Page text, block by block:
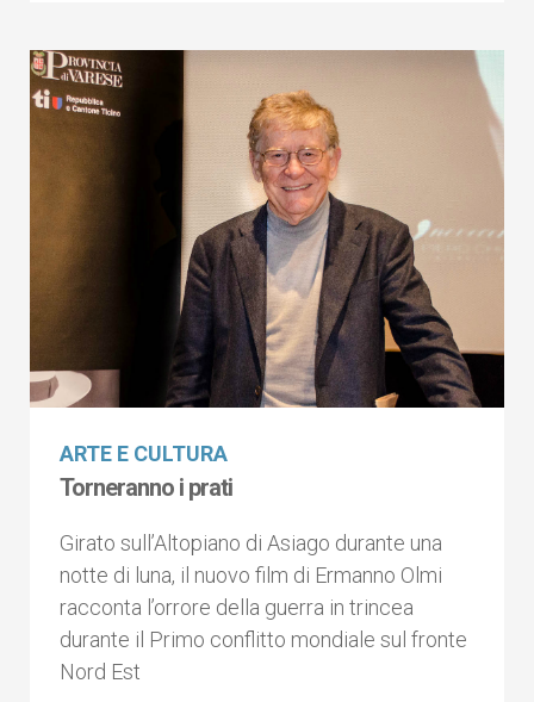
ARTE E CULTURA
Torneranno i prati
Girato sull’Altopiano di Asiago durante una
notte di luna, il nuovo film di Ermanno Olmi
racconta l’orrore della guerra in trincea
durante il Primo conflitto mondiale sul fronte
Nord Est